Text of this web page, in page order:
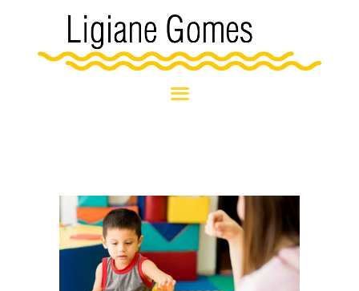
ATENDIMENTOS
NOTÍCIAS E
EVENTOS